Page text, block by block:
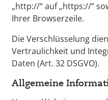
„http://“ auf „https://“
Ihrer Browserzeile.
Die Verschlüsselung
Vertraulichkeit und
Daten (Art. 32 DSGVO).
Allgemeine